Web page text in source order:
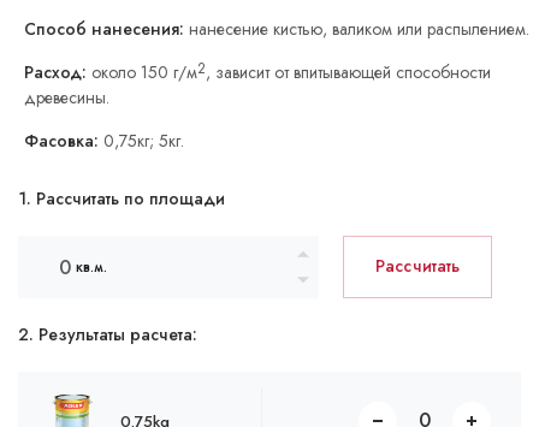
Способ нанесения: нанесение кистью, валиком или распылением.
Расход: около 150 г/м2, зависит от впитывающей способности
древесины.
Фасовка: 0,75кг; 5кг.
1. Рассчитать по площади
кв.м. Рассчитать
2. Результаты расчета:
0.75kg